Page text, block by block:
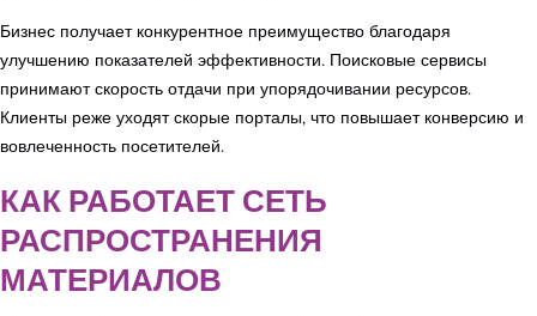
Бизнес получает конкурентное преимущество благодаря
улучшению показателей эффективности. Поисковые сервисы
принимают скорость отдачи при упорядочивании ресурсов.
Клиенты реже уходят скорые порталы, что повышает конверсию и
вовлеченность посетителей.
КАК РАБОТАЕТ СЕТЬ
РАСПРОСТРАНЕНИЯ
МАТЕРИАЛОВ